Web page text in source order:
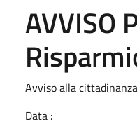
AVVISO
Avviso alla
Data :